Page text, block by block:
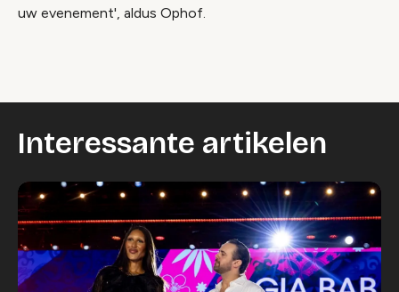
uw evenement', aldus Ophof.
Interessante artikelen